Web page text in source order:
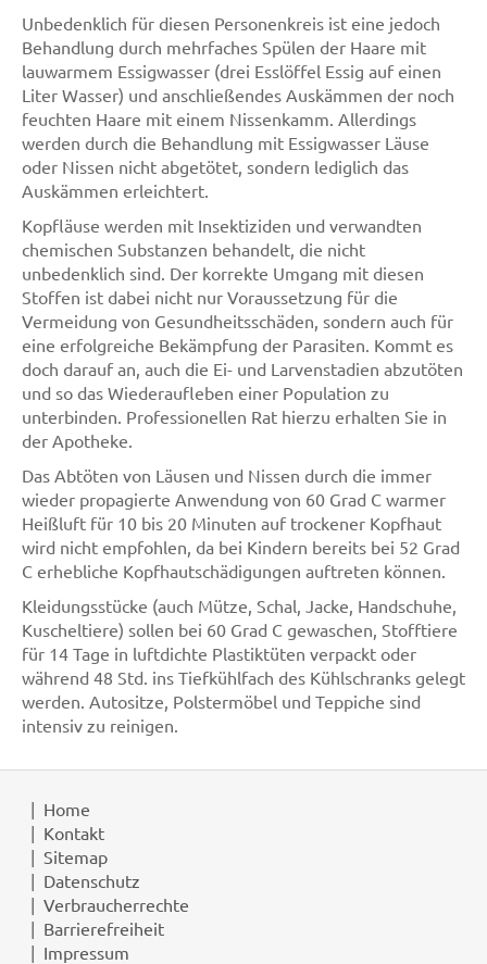
Unbedenklich für diesen Personenkreis ist eine jedoch
Behandlung durch mehrfaches Spülen der Haare mit
lauwarmem Essigwasser (drei Esslöffel Essig auf einen
Liter Wasser) und anschließendes Auskämmen der noch
feuchten Haare mit einem Nissenkamm. Allerdings
werden durch die Behandlung mit Essigwasser Läuse
oder Nissen nicht abgetötet, sondern lediglich das
Auskämmen erleichtert.
Kopfläuse werden mit Insektiziden und verwandten
chemischen Substanzen behandelt, die nicht
unbedenklich sind. Der korrekte Umgang mit diesen
Stoffen ist dabei nicht nur Voraussetzung für die
Vermeidung von Gesundheitsschäden, sondern auch für
eine erfolgreiche Bekämpfung der Parasiten. Kommt es
doch darauf an, auch die Ei- und Larvenstadien abzutöten
und so das Wiederaufleben einer Population zu
unterbinden. Professionellen Rat hierzu erhalten Sie in
der Apotheke.
Das Abtöten von Läusen und Nissen durch die immer
wieder propagierte Anwendung von 60 Grad C warmer
Heißluft für 10 bis 20 Minuten auf trockener Kopfhaut
wird nicht empfohlen, da bei Kindern bereits bei 52 Grad
C erhebliche Kopfhautschädigungen auftreten können.
Kleidungsstücke (auch Mütze, Schal, Jacke, Handschuhe,
Kuscheltiere) sollen bei 60 Grad C gewaschen, Stofftiere
für 14 Tage in luftdichte Plastiktüten verpackt oder
während 48 Std. ins Tiefkühlfach des Kühlschranks gelegt
werden. Autositze, Polstermöbel und Teppiche sind
intensiv zu reinigen.
Home
Kontakt
Sitemap
Datenschutz
Verbraucherrechte
Barrierefreiheit
Impressum